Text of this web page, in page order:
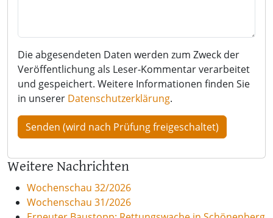
Die abgesendeten Daten werden zum Zweck der
Veröffentlichung als Leser-Kommentar verarbeitet
und gespeichert. Weitere Informationen finden Sie
in unserer Datenschutzerklärung.
Weitere Nachrichten
Wochenschau 32/2026
Wochenschau 31/2026